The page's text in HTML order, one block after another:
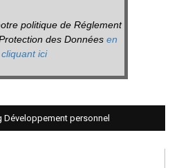
politique de Réglement
des Données en
cliquant ici
Développement personnel